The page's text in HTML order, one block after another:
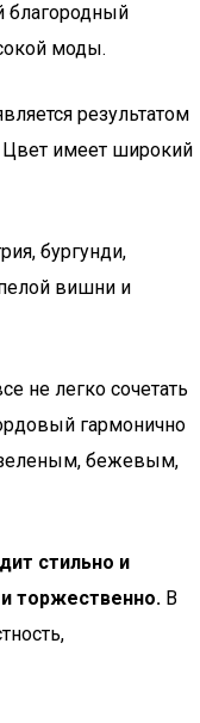
благородный
моды.
результатом
Цвет имеет широкий
бургунди,
вишни и
не легко сочетать
гармонично
бежевым,
стильно и
торжественно. В